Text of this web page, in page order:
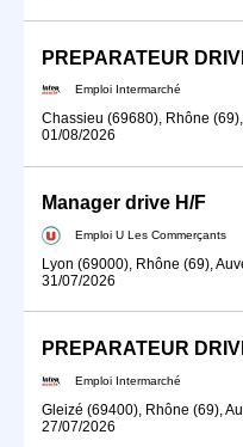
PREPARATEUR
Emploi Intermarché
Chassieu (69680), Rhône
01/08/2026
Manager drive H/F
Emploi U Les Commerçants
Lyon (69000), Rhône (69),
31/07/2026
PREPARATEUR
Emploi Intermarché
Gleizé (69400), Rhône (69),
27/07/2026